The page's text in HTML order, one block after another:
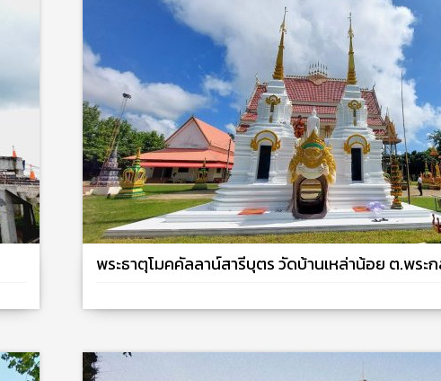
พระธาตุโมคคัลลาน์สารีบุตร วัดบ้านเหล่าน้อย ต.พระ